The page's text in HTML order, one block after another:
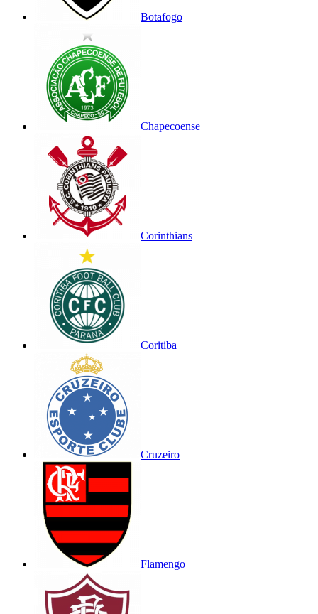
Botafogo
Chapecoense
Corinthians
Coritiba
Cruzeiro
Flamengo